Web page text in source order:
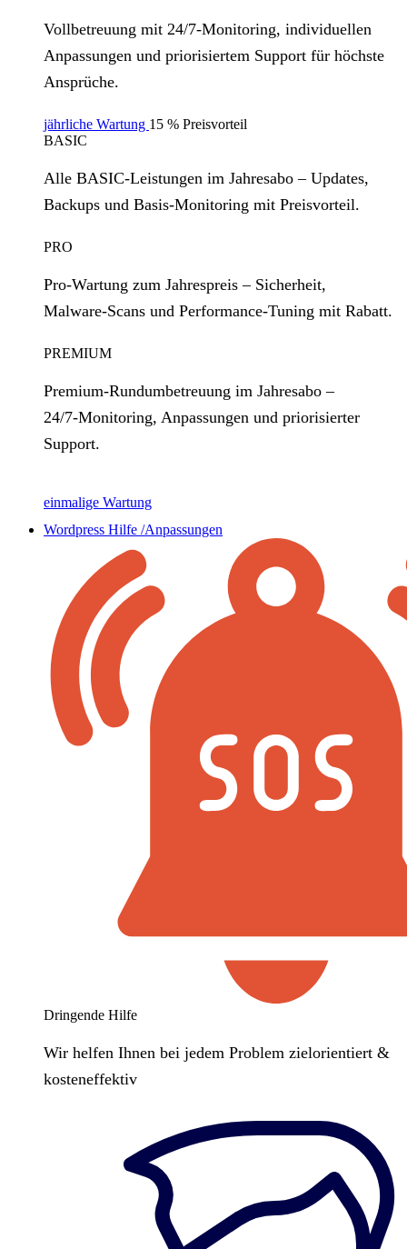
Vollbetreuung mit 24/7‑Monitoring, individuellen
Anpassungen und priorisiertem Support für höchste
Ansprüche.
jährliche Wartung 15 % Preisvorteil
BASIC
Alle BASIC‑Leistungen im Jahresabo – Updates,
Backups und Basis‑Monitoring mit Preisvorteil.
PRO
Pro‑Wartung zum Jahrespreis – Sicherheit,
Malware‑Scans und Performance‑Tuning mit Rabatt.
PREMIUM
Premium‑Rundumbetreuung im Jahresabo –
24/7‑Monitoring, Anpassungen und priorisierter
Support.
einmalige Wartung
Wordpress Hilfe /Anpassungen
Dringende Hilfe
Wir helfen Ihnen bei jedem Problem zielorientiert &
kosteneffektiv